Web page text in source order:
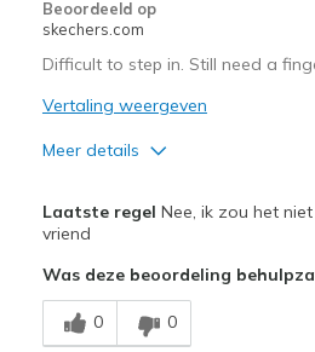
Beoordeeld op
skechers.com
Difficult to step in. Still need a
Vertaling weergeven
Meer details
Attractive Design
Stylish
Minpunten
Laatste regel Nee, ik zou het
vriend
Was deze beoordeling
0 0